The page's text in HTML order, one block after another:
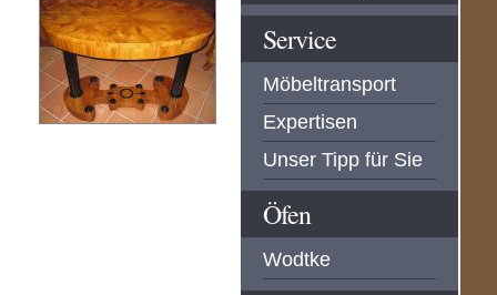
Service
Möbeltransport
Expertisen
Unser Tipp für Sie
Öfen
Wodtke